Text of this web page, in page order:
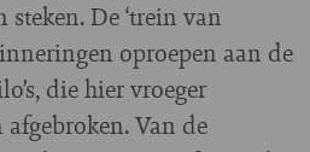
De ‘trein van
oproepen aan de
die hier vroeger
Van de